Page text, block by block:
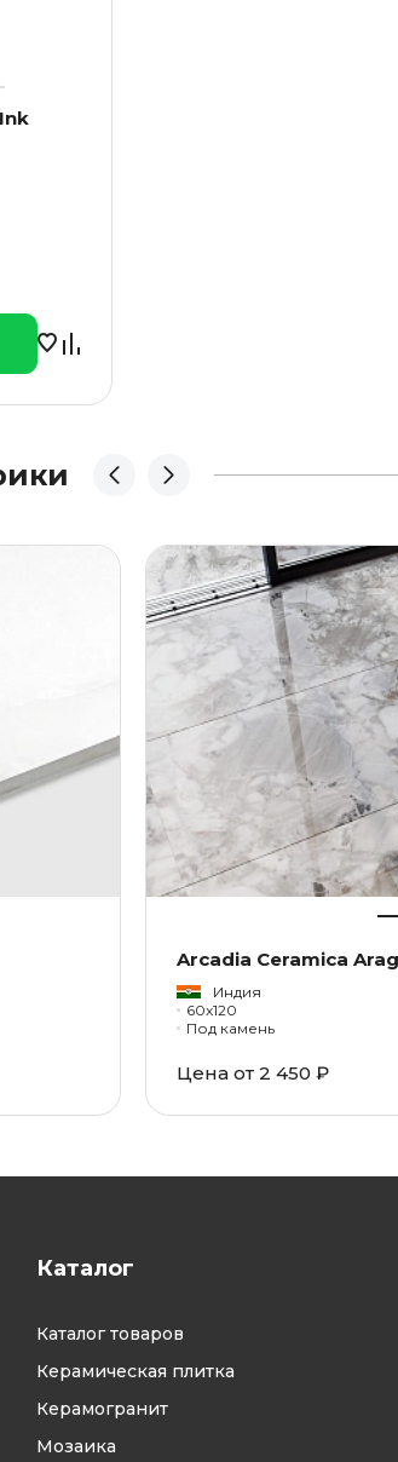
Arcadia Ceramica
Индия
60x120
Под камень
Цена от 2 450 ₽
Каталог
Каталог товаров
Керамическая плитка
Керамогранит
Мозаика